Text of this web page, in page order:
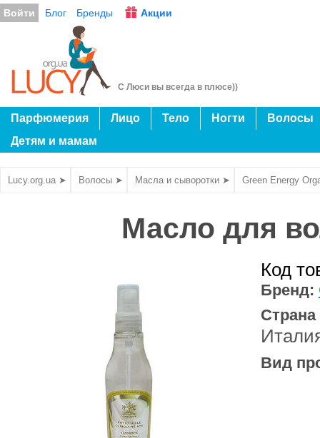
Войти Блог Бренды Акции
С Люси вы всегда в плюсе))
Парфюмерия Лицо Тело Ногти
Волосы
Детям и мамам
Lucy.org.ua ➤ Волосы ➤ Масла и сыворотки ➤ Green Energy
Масло для
Код
Бренд:
Вид